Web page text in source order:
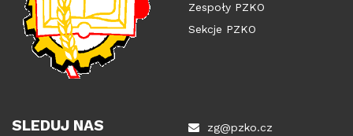
Zespoły PZKO
Sekcje PZKO
SLEDUJ NAS
zg@pzko.cz